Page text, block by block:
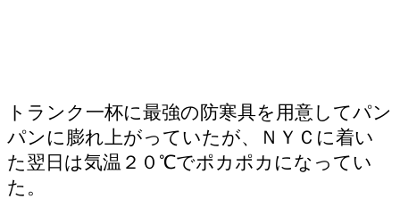
トランク一杯に最強の防寒具を用意してパン
パンに膨れ上がっていたが、ＮＹＣに着い
た翌日は気温２０℃でポカポカになってい
た。